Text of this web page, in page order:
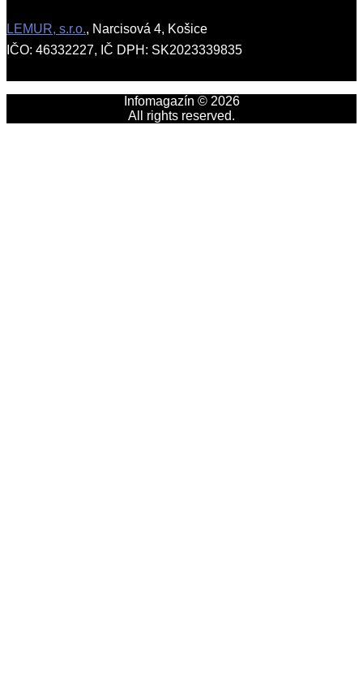
LEMUR, s.r.o., Narcisová 4, Košice
IČO: 46332227, IČ DPH: SK2023339835
Infomagazín © 2026
All rights reserved.